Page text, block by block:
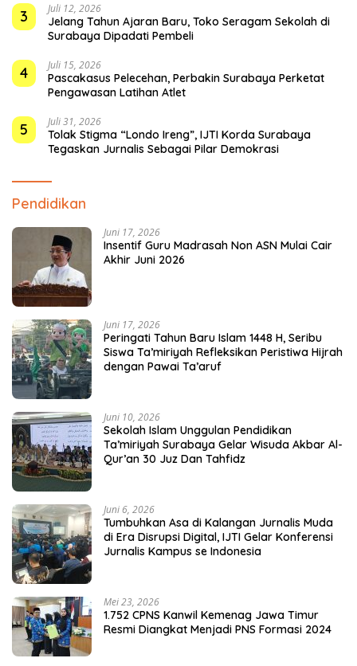
3 Juli 12, 2026
Jelang Tahun Ajaran Baru, Toko Seragam Sekolah di
Surabaya Dipadati Pembeli
4 Juli 15, 2026
Pascakasus Pelecehan, Perbakin Surabaya Perketat
Pengawasan Latihan Atlet
5 Juli 31, 2026
Tolak Stigma “Londo Ireng”, IJTI Korda Surabaya
Tegaskan Jurnalis Sebagai Pilar Demokrasi
Pendidikan
Juni 17, 2026
Insentif Guru Madrasah Non ASN Mulai Cair
Akhir Juni 2026
Juni 17, 2026
Peringati Tahun Baru Islam 1448 H, Seribu
Siswa Ta’miriyah Refleksikan Peristiwa Hijrah
dengan Pawai Ta’aruf
Juni 10, 2026
Sekolah Islam Unggulan Pendidikan
Ta’miriyah Surabaya Gelar Wisuda Akbar Al-
Qur’an 30 Juz Dan Tahfidz
Juni 6, 2026
Tumbuhkan Asa di Kalangan Jurnalis Muda
di Era Disrupsi Digital, IJTI Gelar Konferensi
Jurnalis Kampus se Indonesia
Mei 23, 2026
1.752 CPNS Kanwil Kemenag Jawa Timur
Resmi Diangkat Menjadi PNS Formasi 2024